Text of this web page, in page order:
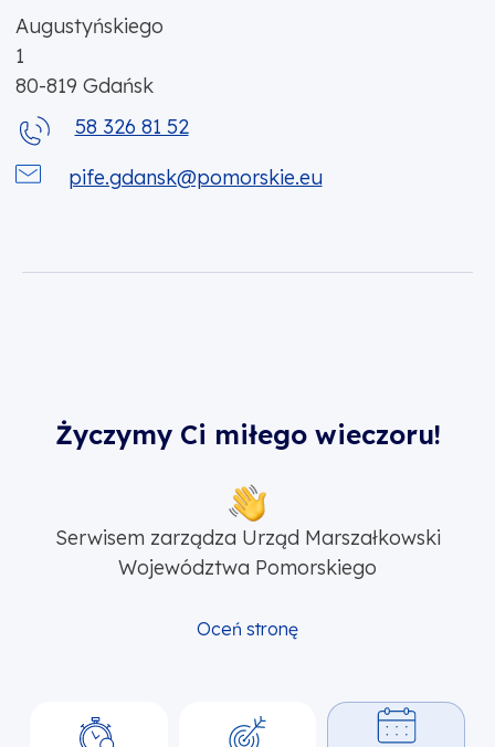
Augustyńskiego
1
80-819 Gdańsk
58 326 81 52
pife.gdansk@pomorskie.eu
Życzymy Ci miłego wieczoru!
Serwisem zarządza Urząd Marszałkowski
Województwa Pomorskiego
Oceń stronę